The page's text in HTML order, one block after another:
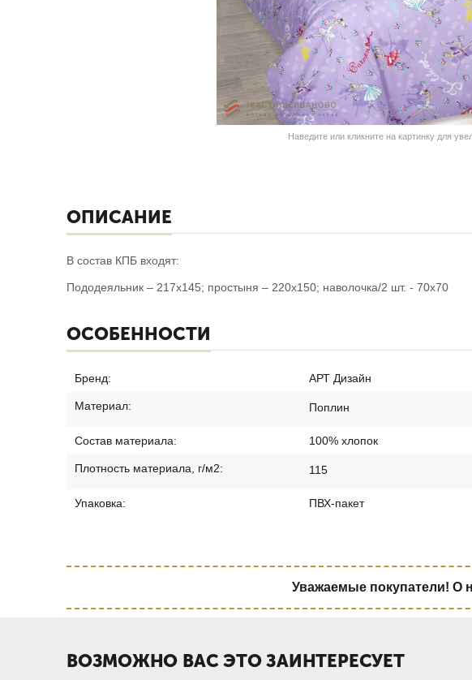
Наведите или кликните на картинку для
ОПИСАНИЕ
В состав КПБ входят:
Пододеяльник – 217х145; простыня – 220х150; наволочка/2 шт. - 70х70
ОСОБЕННОСТИ
Бренд: АРТ Дизайн
Материал: Поплин
Состав материала: 100% хлопок
Плотность материала, г/м2: 115
Упаковка: ПВХ-пакет
Уважаемые покупатели! О
ВОЗМОЖНО ВАС ЭТО ЗАИНТЕРЕСУЕТ